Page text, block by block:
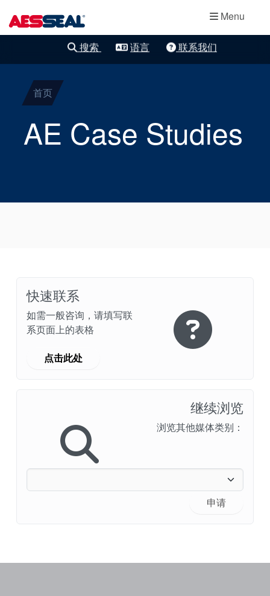
Menu
轴承保护器
集装式机械密
封
干气密封
密封辅助系统
地点
文章
搜索 语言 联系我们
首页
AE Case Studies
快速联系
如需一般咨询，请填写联
系页面上的表格
点击此处
继续浏览
浏览其他媒体类别：
申请